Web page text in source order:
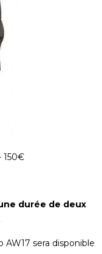
150€
durée de deux
AW17 sera disponible